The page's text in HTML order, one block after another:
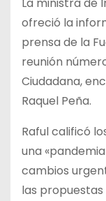
La ministra de
ofreció la
prensa de la
reunión
Ciudadana,
Raquel Peña.
Raful calificó
una
cambios
las